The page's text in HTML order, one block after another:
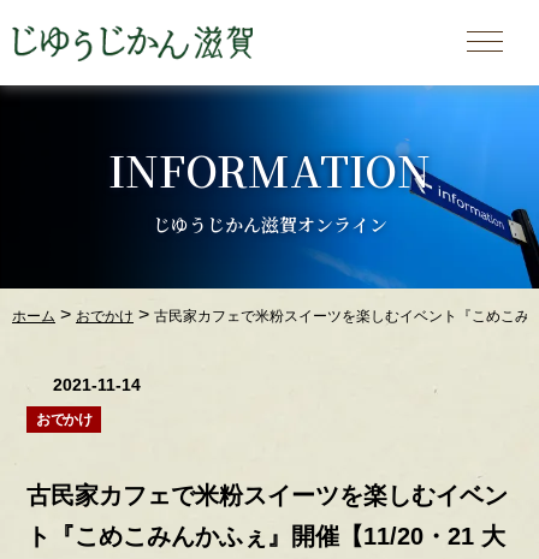
INFORMATION
じゆうじかん滋賀オンライン
ホーム > おでかけ > 古民家カフェで米粉スイーツを楽しむイベント『こめこみ
2021-11-14
おでかけ
古民家カフェで米粉スイーツを楽しむイベン
ト『こめこみんかふぇ』開催【11/20・21 大